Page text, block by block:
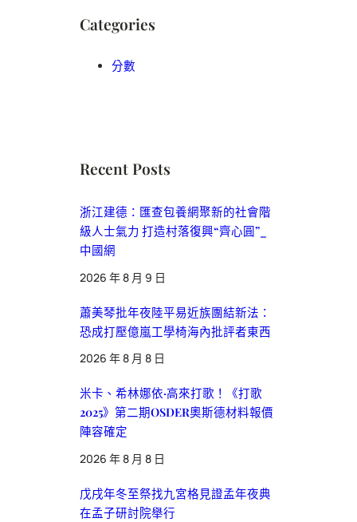
Categories
分數
Recent Posts
浙江建德：匯查包養網聚新的社會階
級人士氣力 打造村落復興“齊心圓”_
中國網
2026 年 8 月 9 日
蕭美琴批年夜陸平易近族團結新法：
恐成打壓億嵐工學椅海內批評者東西
2026 年 8 月 8 日
米卡、希林娜依·高來打歌！《打歌
2025》第二期OSDER奧斯德材料報價
陣容確定
2026 年 8 月 8 日
戊戌年冬至祭找九宮格見證孟年夜典
在孟子研討院舉行